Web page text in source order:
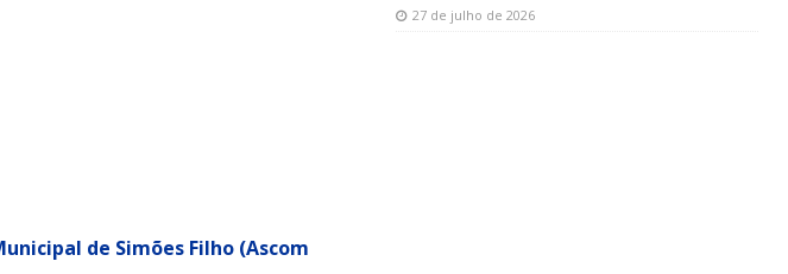
de Simões Filho (Ascom
27 de julho de 2026